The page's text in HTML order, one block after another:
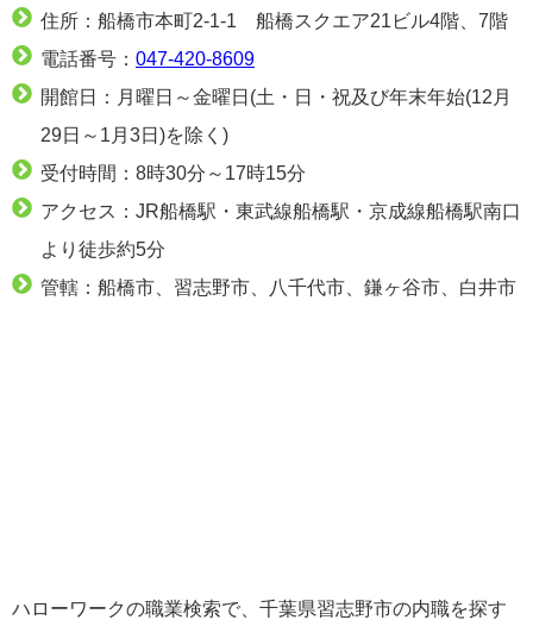
住所：船橋市本町2-1-1 船橋スクエア21ビル4階、7階
電話番号： 047-420-8609
開館日：月曜日～金曜日(土・日・祝及び年末年始(12月
29日～1月3日)を除く)
受付時間：8時30分～17時15分
アクセス：JR船橋駅・東武線船橋駅・京成線船橋駅南口
より徒歩約5分
管轄：船橋市、習志野市、八千代市、鎌ヶ谷市、白井市
ハローワークの職業検索で、千葉県習志野市の内職を探す